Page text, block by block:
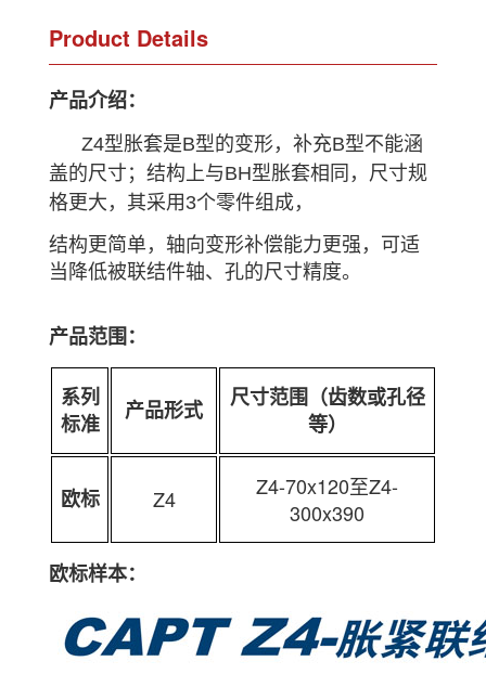
Product Details
产品介绍：
Z4型胀套是B型的变形，补充B型不能涵
盖的尺寸；结构上与BH型胀套相同，尺寸规
格更大，其采用3个零件组成，
结构更简单，轴向变形补偿能力更强，可适
当降低被联结件轴、孔的尺寸精度。
产品范围：
系列
标准
产品形式
尺寸范围（齿数或孔径
等）
欧标 Z4
Z4-70x120至Z4-
300x390
欧标样本：